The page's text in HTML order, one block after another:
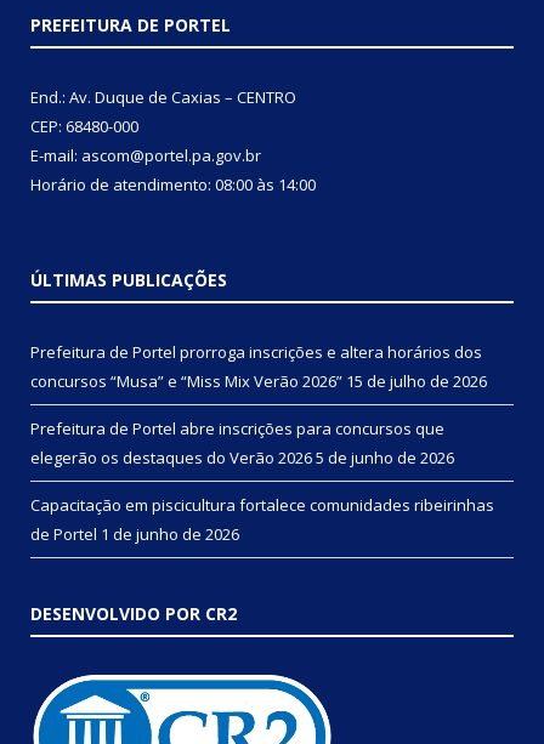
PREFEITURA DE PORTEL
End.: Av. Duque de Caxias – CENTRO
CEP: 68480-000
E-mail: ascom@portel.pa.gov.br
Horário de atendimento: 08:00 às 14:00
ÚLTIMAS PUBLICAÇÕES
Prefeitura de Portel prorroga inscrições e altera horários dos
concursos “Musa” e “Miss Mix Verão 2026” 15 de julho de 2026
Prefeitura de Portel abre inscrições para concursos que
elegerão os destaques do Verão 20265 de junho de 2026
Capacitação em piscicultura fortalece comunidades ribeirinhas
de Portel 1 de junho de 2026
DESENVOLVIDO POR CR2